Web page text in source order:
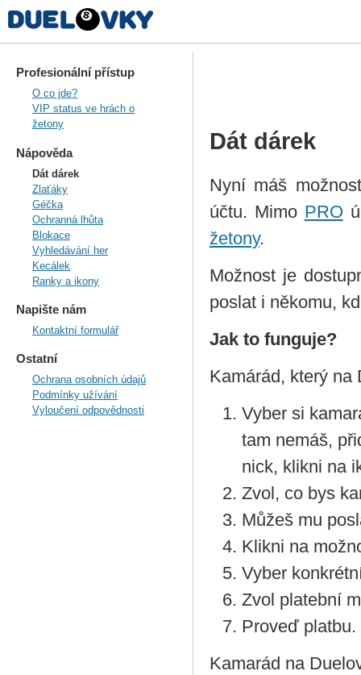
Dát dárek
Nyní máš
účtu. Mimo PRO
žetony.
Možnost je
poslat i někomu,
Jak to funguje?
Kamárád, který na
Vyber si
tam nemáš,
nick, klikni na
Zvol, co bys
Můžeš mu
Klikni na
Vyber
Zvol platební
Proveď platbu.
Kamarád na
Profesionální přístup
O co jde?
VIP status ve hrách o
žetony
Nápověda
Dát dárek
Zlaťáky
Géčka
Ochranná lhůta
Blokace
Vyhledávání her
Kecálek
Ranky a ikony
Napište nám
Kontaktní formulář
Ostatní
Ochrana osobních údajů
Podmínky užívání
Vyloučení odpovědnosti